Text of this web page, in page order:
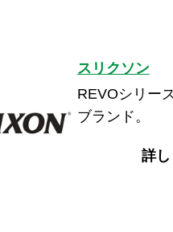
スリクソン
REVOシリー
ブランド。
詳